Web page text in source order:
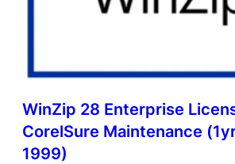
WinZip 28 Enterprise
CorelSure Maintenance
1999)